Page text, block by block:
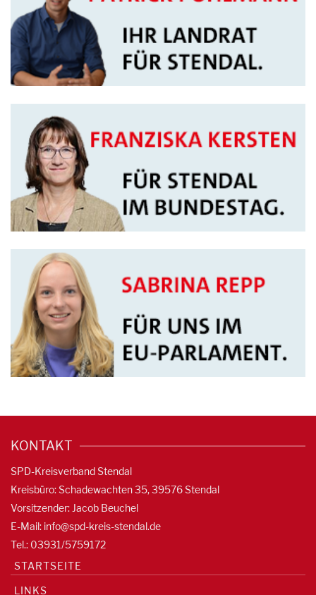
KONTAKT
SPD-Kreisverband Stendal
Kreisbüro: Schadewachten 35, 39576 Stendal
Vorsitzender: Jacob Beuchel
E-Mail: info@spd-kreis-stendal.de
Tel.: 03931/5759172
STARTSEITE
LINKS